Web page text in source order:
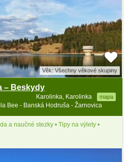
Věk: Všechny věkové skupiny
– Beskydy
Karolinka, Karolinka mapa
Bee - Banská Hodruša - Žarnovica
a naučné stezky • Tipy na výlety •